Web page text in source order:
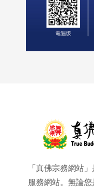
「真佛宗務網站
服務網站。無論